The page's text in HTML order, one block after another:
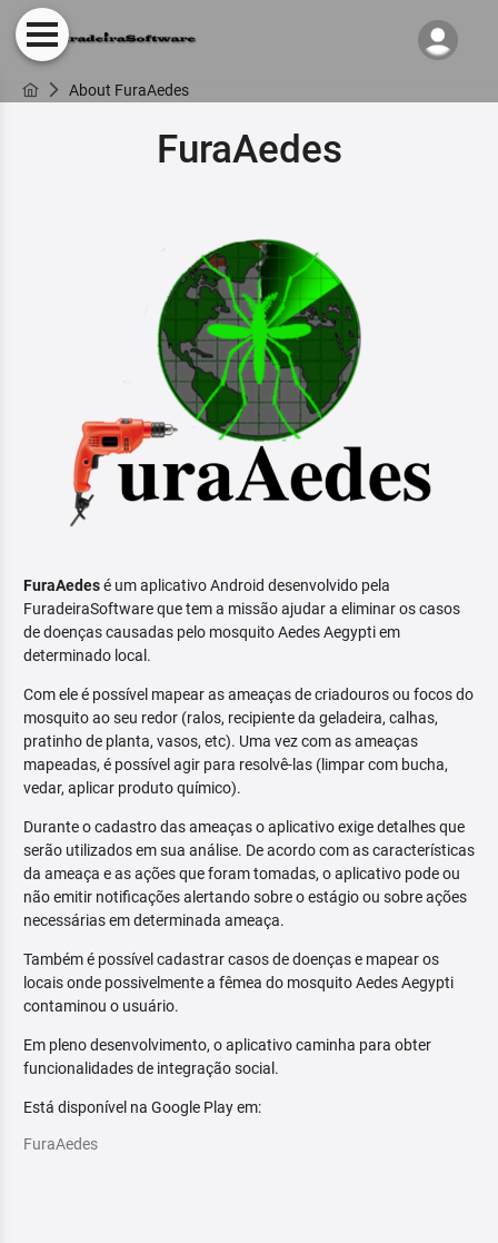
About FuraAedes
FuraAedes
FuraAedesé um aplicativo Android desenvolvido pela
FuradeiraSoftware que tem a missão ajudar a eliminar os casos
de doenças causadas pelo mosquito Aedes Aegypti em
determinado local.
Com ele é possível mapear as ameaças de criadouros ou focos do
mosquito ao seu redor (ralos, recipiente da geladeira, calhas,
pratinho de planta, vasos, etc). Uma vez com as ameaças
mapeadas, é possível agir para resolvê-las (limpar com bucha,
vedar, aplicar produto químico).
Durante o cadastro das ameaças o aplicativo exige detalhes que
serão utilizados em sua análise. De acordo com as características
da ameaça e as ações que foram tomadas, o aplicativo pode ou
não emitir notificações alertando sobre o estágio ou sobre ações
necessárias em determinada ameaça.
Também é possível cadastrar casos de doenças e mapear os
locais onde possivelmente a fêmea do mosquito Aedes Aegypti
contaminou o usuário.
Em pleno desenvolvimento, o aplicativo caminha para obter
funcionalidades de integração social.
Está disponível na Google Play em:
FuraAedes